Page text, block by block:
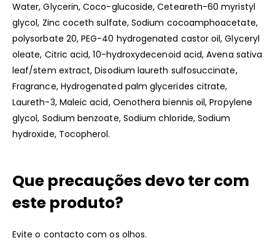
Water, Glycerin, Coco-glucoside, Ceteareth-60 myristyl
glycol, Zinc coceth sulfate, Sodium cocoamphoacetate,
polysorbate 20, PEG-40 hydrogenated castor oil, Glyceryl
oleate, Citric acid, 10-hydroxydecenoid acid, Avena sativa
leaf/stem extract, Disodium laureth sulfosuccinate,
Fragrance, Hydrogenated palm glycerides citrate,
Laureth-3, Maleic acid, Oenothera biennis oil, Propylene
glycol, Sodium benzoate, Sodium chloride, Sodium
hydroxide, Tocopherol.
Que precauções devo ter com
este produto?
Evite o contacto com os olhos.